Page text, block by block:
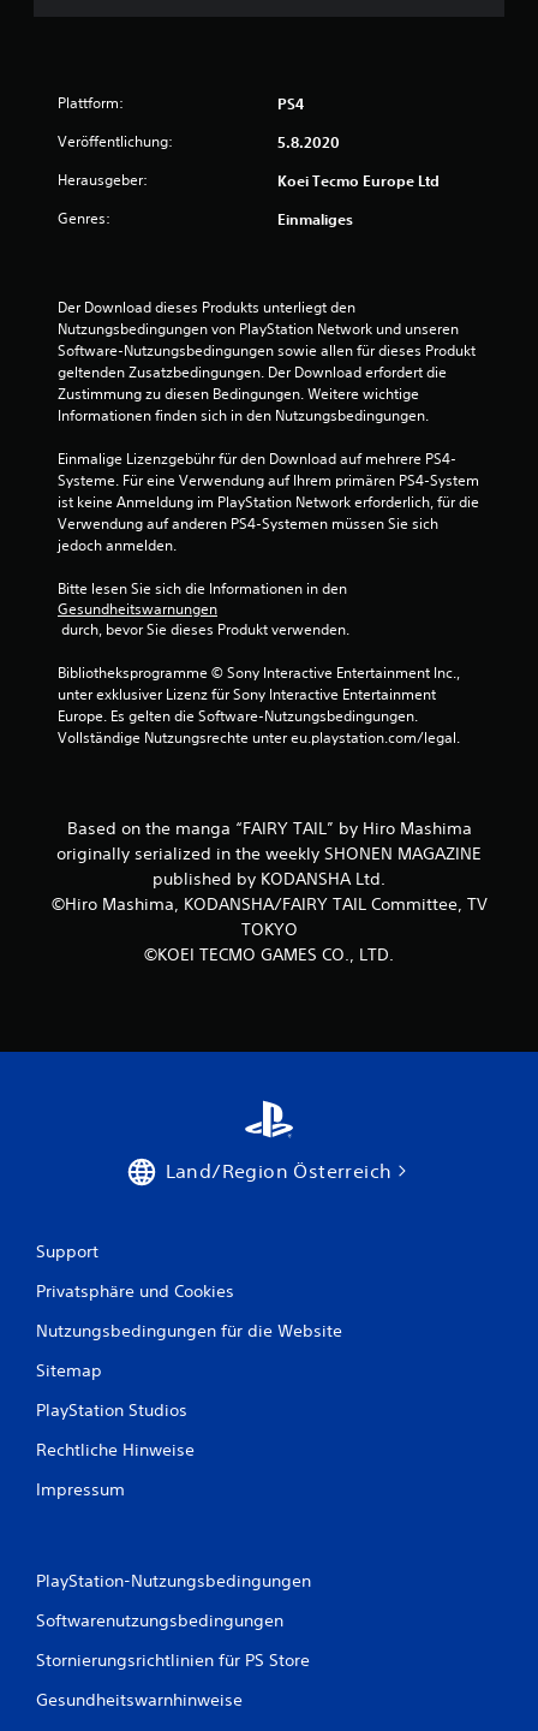
e
5
v
n
5
r
e
a
3
Plattform: PS4
Veröffentlichung: 5.8.2020
Herausgeber: Koei Tecmo Europe Ltd
Genres: Einmaliges
Der Download dieses Produkts unterliegt den
Nutzungsbedingungen von PlayStation Network und unseren
Software-Nutzungsbedingungen sowie allen für dieses Produkt
geltenden Zusatzbedingungen. Der Download erfordert die
Zustimmung zu diesen Bedingungen. Weitere wichtige
Informationen finden sich in den Nutzungsbedingungen.
Einmalige Lizenzgebühr für den Download auf mehrere PS4-
Systeme. Für eine Verwendung auf Ihrem primären PS4-System
ist keine Anmeldung im PlayStation Network erforderlich, für die
Verwendung auf anderen PS4-Systemen müssen Sie sich
jedoch anmelden.
Bitte lesen Sie sich die Informationen in den
Gesundheitswarnungen
durch, bevor Sie dieses Produkt verwenden.
Bibliotheksprogramme © Sony Interactive Entertainment Inc.,
unter exklusiver Lizenz für Sony Interactive Entertainment
Europe. Es gelten die Software-Nutzungsbedingungen.
Vollständige Nutzungsrechte unter eu.playstation.com/legal.
Based on the manga “FAIRY TAIL” by Hiro Mashima
originally serialized in the weekly SHONEN MAGAZINE
published by KODANSHA Ltd.
©Hiro Mashima, KODANSHA/FAIRY TAIL Committee, TV
TOKYO
©KOEI TECMO GAMES CO., LTD.
Land/Region Österreich
Support
Privatsphäre und Cookies
Nutzungsbedingungen für die Website
Sitemap
PlayStation Studios
Rechtliche Hinweise
Impressum
PlayStation-Nutzungsbedingungen
Softwarenutzungsbedingungen
Stornierungsrichtlinien für PS Store
Gesundheitswarnhinweise